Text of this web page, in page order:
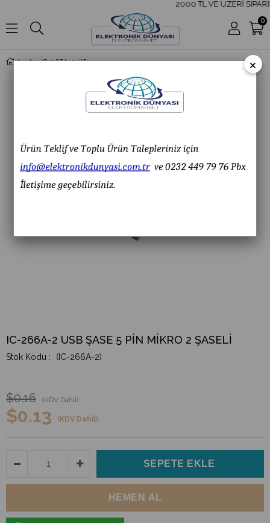
2000 TL VE ÜZERİ
0
IC-266A-2 USB ŞASE 5 PİN MİKRO 2 ŞASELİ
IC-266A-2 USB ŞASE 5 PİN MİKRO 2 ŞASELİ
(IC-266A-2)
$0.16 (KDV Dahil)
$0.13 (KDV Dahil)
×